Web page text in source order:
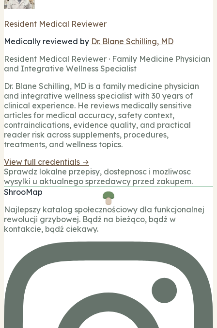
Resident Medical Reviewer
Medically reviewed by Dr. Blane Schilling, MD
Resident Medical Reviewer · Family Medicine Physician
and Integrative Wellness Specialist
Dr. Blane Schilling, MD is a family medicine physician
and integrative wellness specialist with 30 years of
clinical experience. He reviews medically sensitive
articles for medical accuracy, safety context,
contraindications, evidence quality, and practical
reader risk across supplements, procedures,
treatments, and wellness topics.
View full credentials →
Sprawdz lokalne przepisy, dostepnosc i mozliwosc
wysylki u aktualnego sprzedawcy przed zakupem.
ShrooMap
Najlepszy katalog społecznościowy dla funkcjonalnej
rewolucji grzybowej. Bądź na bieżąco, bądź w
kontakcie, bądź ciekawy.